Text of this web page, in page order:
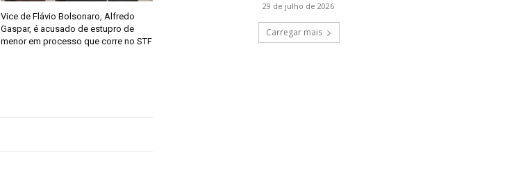
Vice de Flávio Bolsonaro, Alfredo
Gaspar, é acusado de estupro de
menor em processo que corre no STF
29 de julho de 2026
Carregar mais